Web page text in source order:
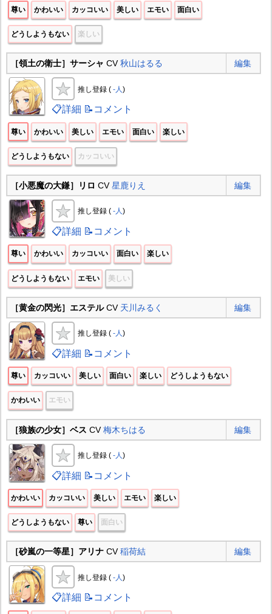
尊い かわいい カッコいい 美しい エモい 面白い
どうしようもない 楽しい
［領土の衛士］サーシャ CV秋山はるる 編集
推し登録 ( -人 )
📋詳細 📝コメント
尊い かわいい 美しい エモい 面白い 楽しい
どうしようもない カッコいい
［小悪魔の大鎌］リロ CV星鹿りえ 編集
推し登録 ( -人)
📋詳細 📝コメント
尊い かわいい カッコいい 面白い 楽しい
どうしようもない エモい 美しい
［黄金の閃光］エステルCV 天川みるく 編集
推し登録 ( -人)
📋詳細 📝コメント
尊い カッコいい 美しい 面白い 楽しい どうしようもない
かわいい エモい
［狼族の少女］ベス CV梅木ちはる 編集
推し登録 ( -人)
📋詳細 📝コメント
かわいい カッコいい 美しい エモい 楽しい
どうしようもない 尊い 面白い
［砂嵐の一等星］アリナCV稲荷結 編集
推し登録 ( -人 )
📋詳細 📝コメント